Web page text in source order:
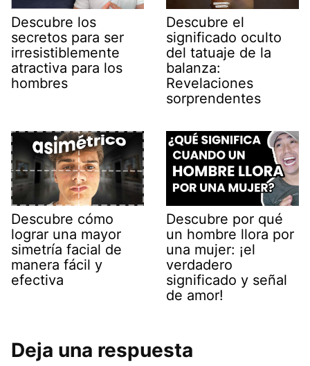
Descubre los
secretos para ser
irresistiblemente
atractiva para los
hombres
Descubre el
significado oculto
del tatuaje de la
balanza:
Revelaciones
sorprendentes
Descubre cómo
lograr una mayor
simetría facial de
manera fácil y
efectiva
Descubre por qué
un hombre llora por
una mujer: ¡el
verdadero
significado y señal
de amor!
Deja una respuesta